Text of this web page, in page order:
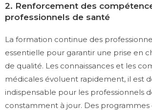
2. Renforcement des
professionnels de santé
La formation continue des
essentielle pour garantir une prise en
de qualité. Les connaissances et les
médicales évoluent rapidement, il est
indispensable pour les professionnels
constamment à jour. Des